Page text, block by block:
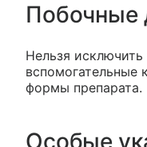
Побочные
Нельзя исключить
вспомогательные
формы препарата.
Особые